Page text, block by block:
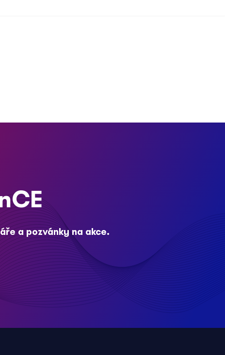
a pozvánky na akce.